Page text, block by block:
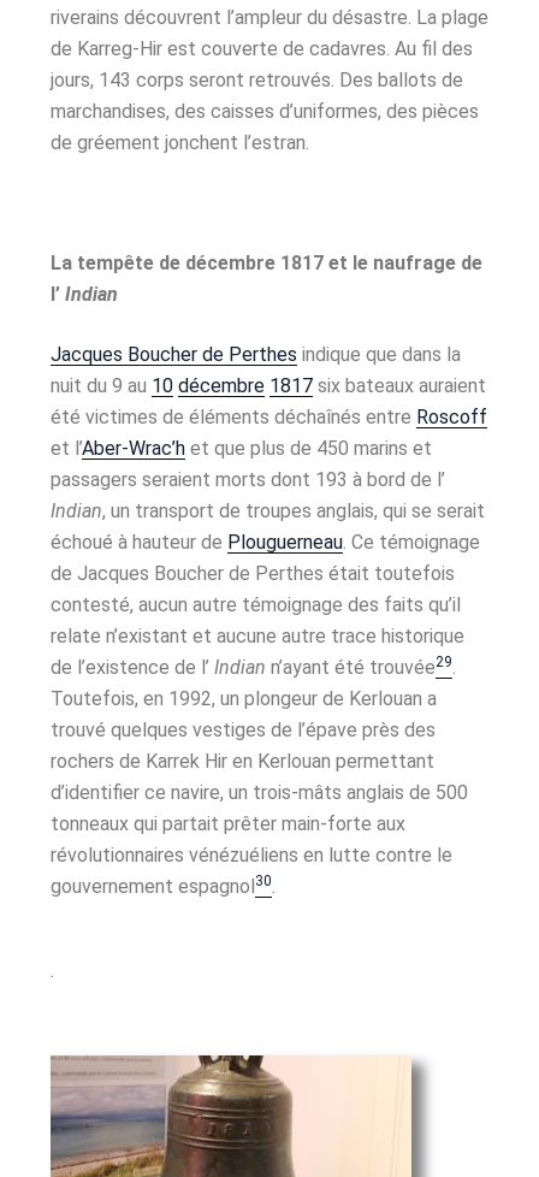
riverains découvrent l’ampleur du désastre. La plage
de Karreg-Hir est couverte de cadavres. Au fil des
jours, 143 corps seront retrouvés. Des ballots de
marchandises, des caisses d’uniformes, des pièces
de gréement jonchent l’estran.
La tempête de décembre 1817 et le naufrage de
l’ Indian
Jacques Boucher de Perthes indique que dans la
nuit du 9 au 10 décembre 1817 six bateaux auraient
été victimes de éléments déchaînés entre Roscoff
et l’Aber-Wrac’h et que plus de 450 marins et
passagers seraient morts dont 193 à bord de l’
Indian, un transport de troupes anglais, qui se serait
échoué à hauteur de Plouguerneau. Ce témoignage
de Jacques Boucher de Perthes était toutefois
contesté, aucun autre témoignage des faits qu’il
relate n’existant et aucune autre trace historique
de l’existence de l’ Indian n’ayant été trouvée29.
Toutefois, en 1992, un plongeur de Kerlouan a
trouvé quelques vestiges de l’épave près des
rochers de Karrek Hir en Kerlouan permettant
d’identifier ce navire, un trois-mâts anglais de 500
tonneaux qui partait prêter main-forte aux
révolutionnaires vénézuéliens en lutte contre le
gouvernement espagnol30.
.